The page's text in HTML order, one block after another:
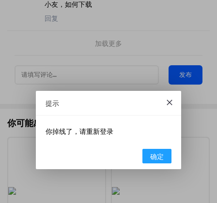
小友，如何下载
回复
加载更多
发布
你可能感兴趣的
提示
你掉线了，请重新登录
确定